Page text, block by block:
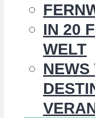
IN 20
WELT
NEWS